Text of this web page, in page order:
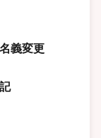
義変更